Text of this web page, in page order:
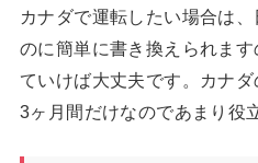
カナダで運転したい場合は
のに簡単に書き換えられま
ていけば大丈夫です。カナ
3ヶ月間だけなのであまり役